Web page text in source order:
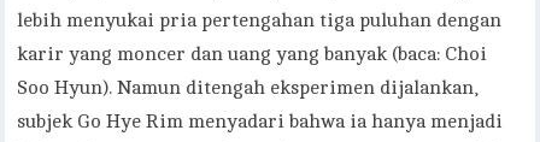
lebih menyukai pria pertengahan tiga puluhan dengan
karir yang moncer dan uang yang banyak (baca: Choi
Soo Hyun). Namun ditengah eksperimen dijalankan,
subjek Go Hye Rim menyadari bahwa ia hanya menjadi